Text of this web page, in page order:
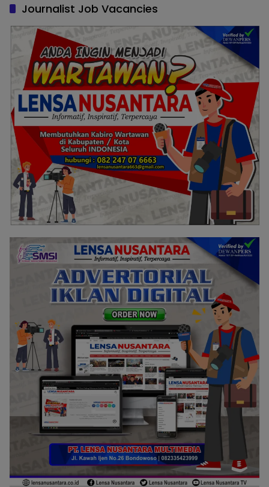
Journalist Job Vacancies